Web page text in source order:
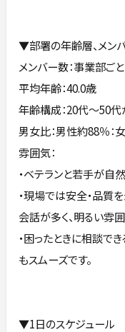
▼部署の年齢層、メン
メンバー数：事業部ご
平均年齢：40.0歳
年齢構成：20代～50
男女比：男性約88％：
雰囲気：
・ベテランと若手が自
・現場では安全・品質
会話が多く、明るい雰囲
・困ったときに相談で
もスムーズです。
▼1日のスケジュール